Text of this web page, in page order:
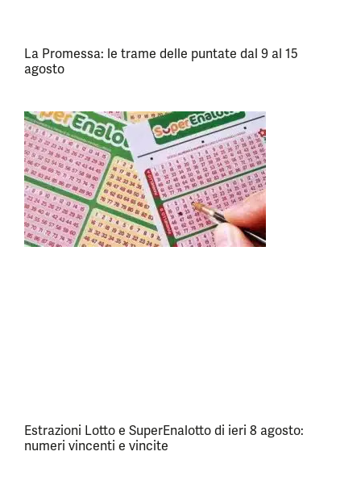
La Promessa: le trame delle puntate dal 9 al 15
agosto
Estrazioni Lotto e SuperEnalotto di ieri 8 agosto:
numeri vincenti e vincite